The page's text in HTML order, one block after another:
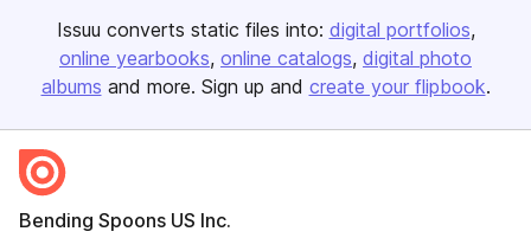
Issuu converts static files into: digital portfolios
online yearbooks online catalogs digital photo
albums and more. Sign up and create your flipbook.
Bending Spoons US Inc.